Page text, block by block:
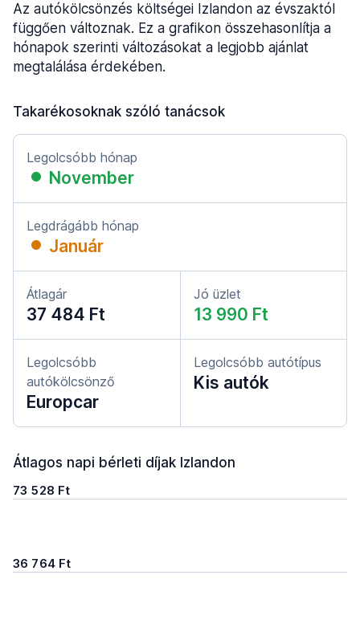
Az autókölcsönzés költségei Izlandon az évszaktól
függően változnak. Ez a grafikon összehasonlítja a
hónapok szerinti változásokat a legjobb ajánlat
megtalálása érdekében.
Takarékosoknak szóló tanácsok
Legolcsóbb hónap
November
Legdrágább hónap
Január
Átlagár
37 484 Ft
Jó üzlet
13 990 Ft
Legolcsóbb
autókölcsönző
Europcar
Legolcsóbb autótípus
Kis autók
Átlagos napi bérleti díjak Izlandon
73 528 Ft
36 764 Ft